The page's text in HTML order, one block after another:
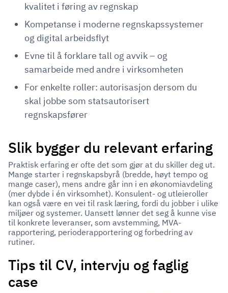
kvalitet i føring av regnskap
Kompetanse i moderne regnskapssystemer
og digital arbeidsflyt
Evne til å forklare tall og avvik – og
samarbeide med andre i virksomheten
For enkelte roller: autorisasjon dersom du
skal jobbe som statsautorisert
regnskapsfører
Slik bygger du relevant erfaring
Praktisk erfaring er ofte det som gjør at du skiller deg ut.
Mange starter i regnskapsbyrå (bredde, høyt tempo og
mange caser), mens andre går inn i en økonomiavdeling
(mer dybde i én virksomhet). Konsulent- og utleieroller
kan også være en vei til rask læring, fordi du jobber i ulike
miljøer og systemer. Uansett lønner det seg å kunne vise
til konkrete leveranser, som avstemming, MVA-
rapportering, perioderapportering og forbedring av
rutiner.
Tips til CV, intervju og faglig
case